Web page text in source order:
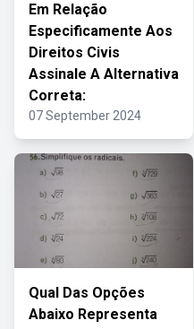
Em Relação
Especificamente Aos
Direitos Civis
Assinale A Alternativa
Correta:
07 September 2024
Qual Das Opções
Abaixo Representa